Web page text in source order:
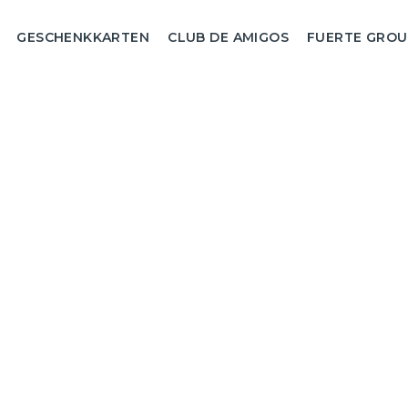
GESCHENKKARTEN CLUB DE AMIGOS FUERTE